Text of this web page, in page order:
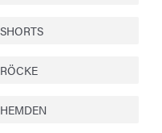
SHORTS
RÖCKE
HEMDEN